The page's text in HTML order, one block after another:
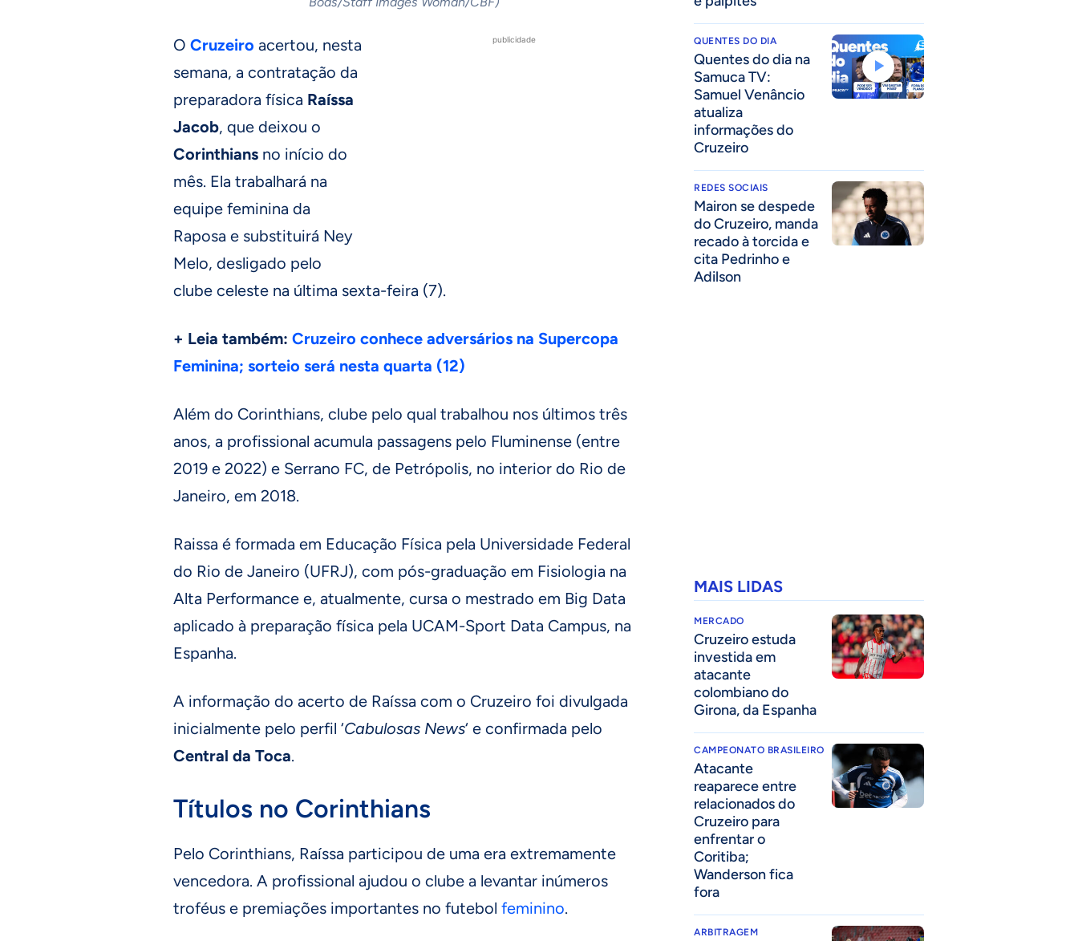
publicidade
O Cruzeiro acertou, nesta
semana, a contratação da
preparadora física Raíssa
Jacob, que deixou o
Corinthians no início do
mês. Ela trabalhará na
equipe feminina da
Raposa e substituirá Ney
Melo, desligado pelo
clube celeste na última sexta-feira (7).
+ Leia também: Cruzeiro conhece adversários na Supercopa
Feminina; sorteio será nesta quarta (12)
Além do Corinthians, clube pelo qual trabalhou nos últimos três
anos, a profissional acumula passagens pelo Fluminense (entre
2019 e 2022) e Serrano FC, de Petrópolis, no interior do Rio de
Janeiro, em 2018.
Raissa é formada em Educação Física pela Universidade Federal
do Rio de Janeiro (UFRJ), com pós-graduação em Fisiologia na
Alta Performance e, atualmente, cursa o mestrado em Big Data
aplicado à preparação física pela UCAM-Sport Data Campus, na
Espanha.
A informação do acerto de Raíssa com o Cruzeiro foi divulgada
inicialmente pelo perfil ‘Cabulosas News‘ e confirmada pelo
Central da Toca.
Títulos no Corinthians
Pelo Corinthians, Raíssa participou de uma era extremamente
vencedora. A profissional ajudou o clube a levantar inúmeros
troféus e premiações importantes no futebol feminino.
QUENTES DO DIA
Quentes do dia na
Samuca TV:
Samuel Venâncio
atualiza
informações do
Cruzeiro
REDES SOCIAIS
Mairon se despede
do Cruzeiro, manda
recado à torcida e
cita Pedrinho e
Adilson
MAIS LIDAS
MERCADO
Cruzeiro estuda
investida em
atacante
colombiano do
Girona, da Espanha
CAMPEONATO BRASILEIRO
Atacante
reaparece entre
relacionados do
Cruzeiro para
enfrentar o
Coritiba;
Wanderson fica
fora
ARBITRAGEM